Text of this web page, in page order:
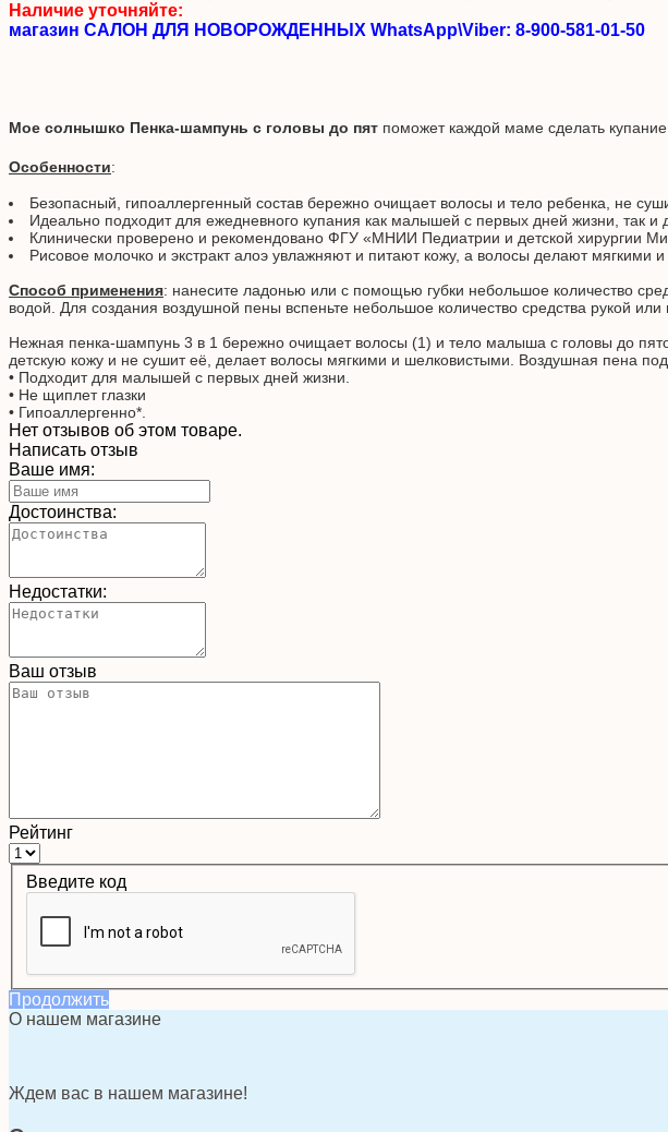
Наличие уточняйте:
магазин САЛОН ДЛЯ НОВОРОЖДЕННЫХ WhatsApp\Viber: 8-900-581-01-50
Мое солнышко Пенка-шампунь с головы до пят поможет каждой маме сделать
Особенности:
Безопасный, гипоаллергенный состав бережно очищает волосы и тело ребенка, не
Идеально подходит для ежедневного купания как малышей с первых дней жизни, так и
Клинически проверено и рекомендовано ФГУ «МНИИ Педиатрии и детской хирургии
Рисовое молочко и экстракт алоэ увлажняют и питают кожу, а волосы делают мягкими
Способ применения: нанесите ладонью или с помощью губки небольшое количество
водой. Для создания воздушной пены вспеньте небольшое количество средства рукой или
Нежная пенка-шампунь 3 в 1 бережно очищает волосы (1) и тело малыша с головы до
детскую кожу и не сушит её, делает волосы мягкими и шелковистыми. Воздушная пена
• Подходит для малышей с первых дней жизни.
• Не щиплет глазки
• Гипоаллергенно*.
Нет отзывов об этом товаре.
Написать отзыв
Ваше имя:
Достоинства:
Недостатки:
Ваш отзыв
Рейтинг
Введите код
Продолжить
О нашем магазине
Ждем вас в нашем магазине!